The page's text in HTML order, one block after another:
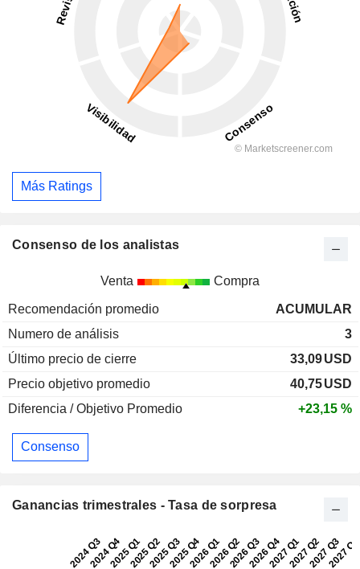
Más Ratings
Consenso de los analistas
Venta Compra
Recomendación promedio
ACUMULAR
Numero de análisis
3
Último precio de cierre
33,09USD
Precio objetivo promedio
40,75USD
Diferencia / Objetivo Promedio
+23,15 %
Consenso
Ganancias trimestrales - Tasa de sorpresa